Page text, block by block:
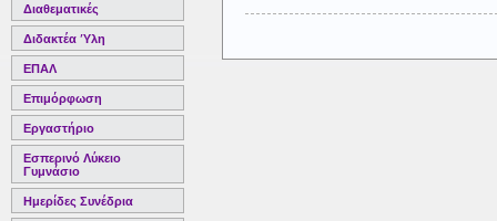
Διαθεματικές
Διδακτέα Ύλη
ΕΠΑΛ
Επιμόρφωση
Εργαστήριο
Εσπερινό Λύκειο
Γυμνάσιο
Ημερίδες Συνέδρια